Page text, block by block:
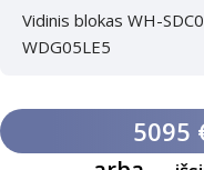
Vidinis blokas WH-
WDG05LE5
5095